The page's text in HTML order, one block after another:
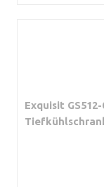
Exquisit